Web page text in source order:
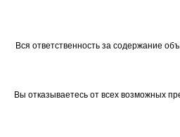
Вся ответственность за содержание
Вы отказываетесь от всех возможных